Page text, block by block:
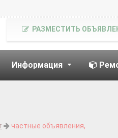
Информация
РАЗМЕСТИТЬ
частные объявления,